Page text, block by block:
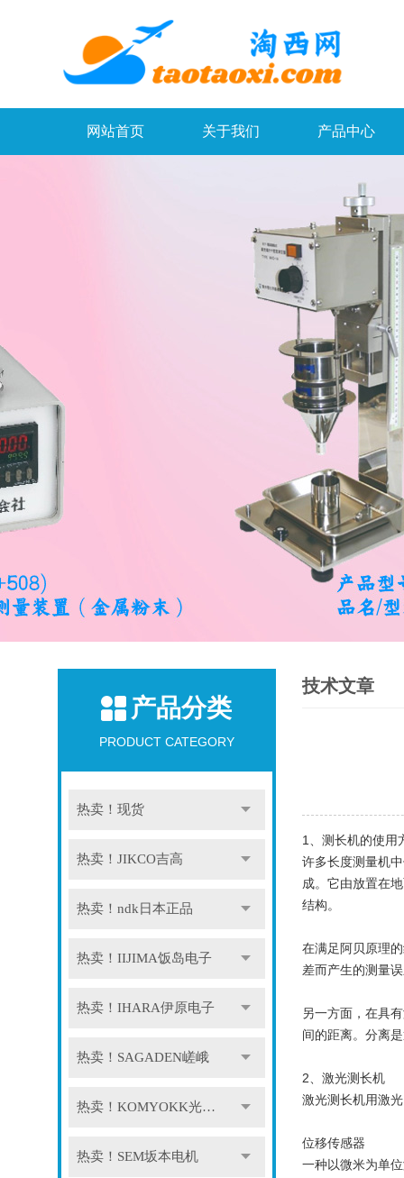
网站首页 关于我们 产品中心
产品分类
PRODUCT CATEGORY
热卖！现货
热卖！JIKCO吉高
热卖！ndk日本正品
热卖！IIJIMA饭岛电子
热卖！IHARA伊原电子
热卖！SAGADEN嵯峨
热卖！KOMYOKK光明理化
热卖！SEM坂本电机
技术文章
1、测长机的使用
许多长度测量机
成。它由放置在
结构。
在满足阿贝原理
差而产生的测量
另一方面，在具
间的距离。分离
2、激光测长机
激光测长机用激
位移传感器
一种以微米为单